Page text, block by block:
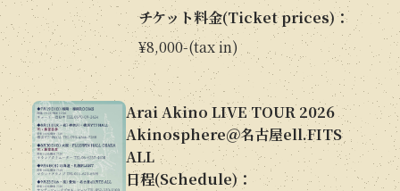
チケット料金(Ticket prices)：
¥8,000-(tax in)
Arai Akino LIVE TOUR 2026
Akinosphere＠名古屋ell.FITS
ALL
日程(Schedule)：